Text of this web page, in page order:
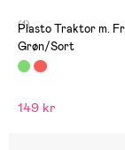
(1)
Plasto Traktor m.
Grøn/Sort
149 kr